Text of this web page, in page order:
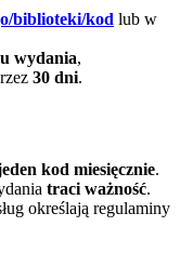
biblioteki/kod lub w
wydania,
30 dni.
kod miesięcznie.
traci ważność.
określają regulaminy